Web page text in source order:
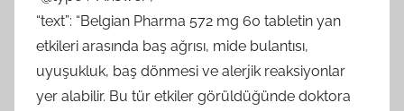
“text”: “Belgian Pharma 572 mg 60 tabletin yan
etkileri arasında baş ağrısı, mide bulantısı,
uyuşukluk, baş dönmesi ve alerjik reaksiyonlar
yer alabilir. Bu tür etkiler görüldüğünde doktora